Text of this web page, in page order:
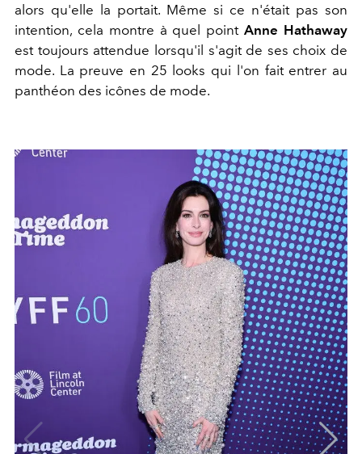
alors qu'elle la portait. Même si ce n'était pas son
intention, cela montre à quel pointAnne Hathaway
est toujours attendue lorsqu'il s'agit de ses choix de
mode. La preuve en 25 looks qui l'on fait entrer au
panthéon des icônes de mode.